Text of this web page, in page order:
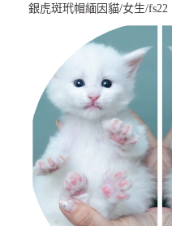
銀虎斑玳帽緬因貓/女生/fs22